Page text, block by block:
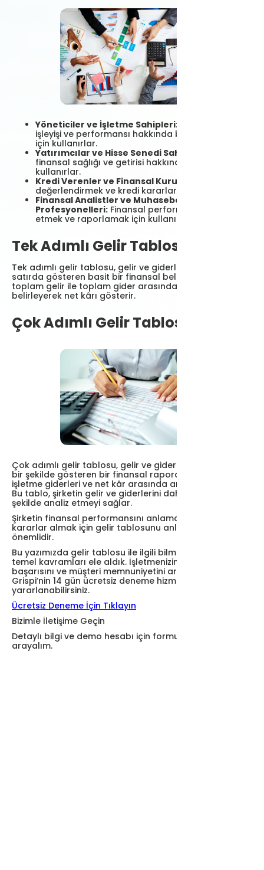
Yöneticiler ve İşletme Sahipleri:
işleyişi ve performansı hakkında bilgi sahibi olmak
için kullanırlar.
Yatırımcılar ve Hisse Senedi Sahipleri:
finansal sağlığı ve getirisi hakkında bilgi almak için
kullanırlar.
Kredi Verenler ve Finansal Kurumlar:
değerlendirmek ve kredi kararları için kullanırlar.
Finansal Analistler ve Muhasebe
Profesyonelleri: Finansal performansı analiz
etmek ve raporlamak için kullanırlar.
Tek Adımlı Gelir Tablosu Nedir?
Tek adımlı gelir tablosu, gelir ve giderleri sadece birkaç
satırda gösteren basit bir finansal belgedir. Bu tablo,
toplam gelir ile toplam gider arasındaki farkı
belirleyerek net kârı gösterir.
Çok Adımlı Gelir Tablosu Nedir?
Çok adımlı gelir tablosu, gelir ve giderleri daha ayrıntılı
bir şekilde gösteren bir finansal rapordur. Brüt kâr,
işletme giderleri ve net kâr arasında ara adımları içerir.
Bu tablo, şirketin gelir ve giderlerini daha detaylı bir
şekilde analiz etmeyi sağlar.
Şirketin finansal performansını anlamak ve etkili
kararlar almak için gelir tablosunu anlamak oldukça
önemlidir.
Bu yazımızda gelir tablosu ile ilgili bilmeniz gereken
temel kavramları ele aldık. İşletmenizin finansal
başarısını ve müşteri memnuniyetini artırmak için
Grispi’nin 14 gün ücretsiz deneme hizmetinden
yararlanabilirsiniz.
Ücretsiz Deneme İçin Tıklayın
Bizimle İletişime Geçin
Detaylı bilgi ve demo hesabı için formu doldurun, sizi
arayalım.